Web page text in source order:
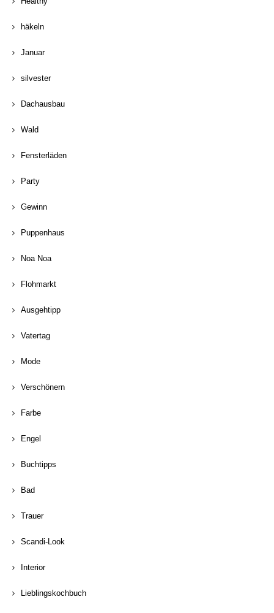
häkeln
Januar
silvester
Dachausbau
Wald
Fensterläden
Party
Gewinn
Puppenhaus
Noa Noa
Flohmarkt
Ausgehtipp
Vatertag
Mode
Verschönern
Farbe
Engel
Buchtipps
Bad
Trauer
Scandi-Look
Interior
Lieblingskochbuch